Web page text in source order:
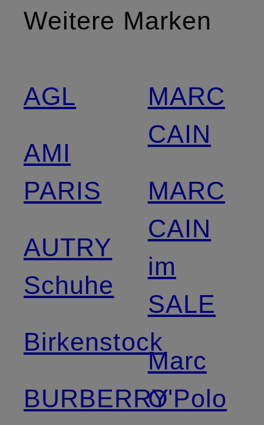
Weitere Marken
AGL
AMI
PARIS
AUTRY
Schuhe
Birkenstock
BURBERRY
MARC
CAIN
MARC
CAIN
im
SALE
Marc
O'Polo